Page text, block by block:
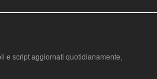
e script aggiornati quotidianamente,